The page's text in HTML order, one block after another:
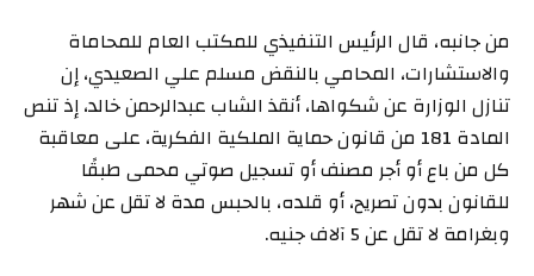
من جانبه، قال الرئيس التنفيذي للمكتب العام للمحاماة
والاستشارات، المحامي بالنقض مسلم علي الصعيدي، إن
تنازل الوزارة عن شكواها، أنقذ الشاب عبدالرحمن خالد، إذ تنص
المادة 181 من قانون حماية الملكية الفكرية، على معاقبة
كل من باع أو أجر مصنف أو تسجيل صوتي محمى طبقًا
للقانون بدون تصريح، أو قلده، بالحبس مدة لا تقل عن شهر
وبغرامة لا تقل عن 5 آلاف جنيه.